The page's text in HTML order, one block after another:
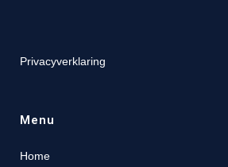
Privacyverklaring
Menu
Home